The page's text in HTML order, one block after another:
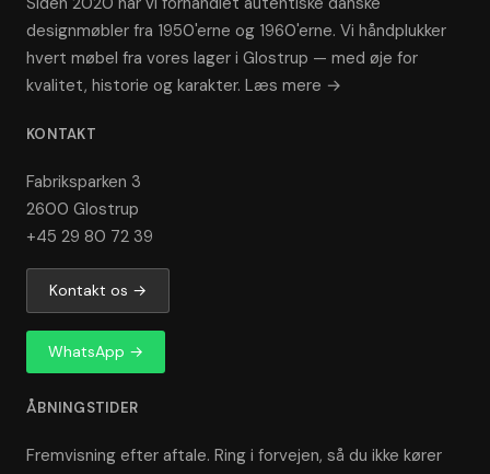
designmøbler fra 1950'erne og 1960'erne. Vi håndplukker
hvert møbel fra vores lager i Glostrup — med øje for
kvalitet, historie og karakter. Læs mere →
KONTAKT
Fabriksparken 3
2600 Glostrup
+45 29 80 72 39
Kontakt os →
WhatsApp →
ÅBNINGSTIDER
Fremvisning efter aftale. Ring i forvejen, så du ikke kører